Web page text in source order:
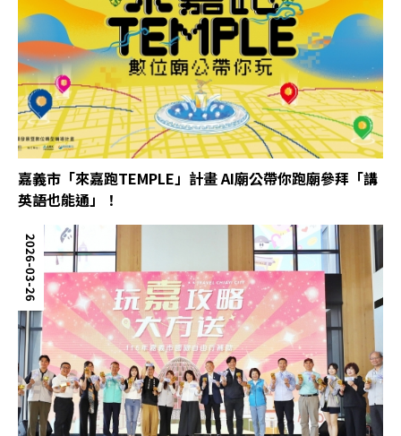
嘉義市「來嘉跑TEMPLE」計畫 AI廟公帶你跑廟參拜「講
英語也能通」！
2026-03-26